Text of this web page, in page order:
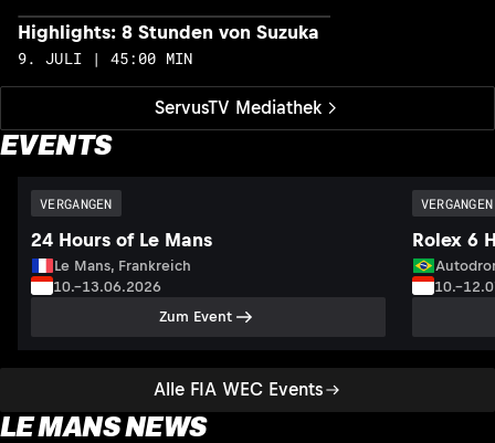
ServusTV Mediathek
Highlights: 8 Stunden von Suzuka
9. JULI | 45:00 MIN
EVENTS
Alle FIA WEC Events
VERGANGEN
24 Hours of Le Mans
Le Mans, Frankreich
10.–13.06.2026
Zum Event
VERGANGEN
Rolex 6
LE MANS NEWS